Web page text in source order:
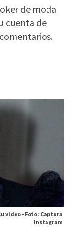
de moda
cuenta de
video -Foto: Captura
Instagram